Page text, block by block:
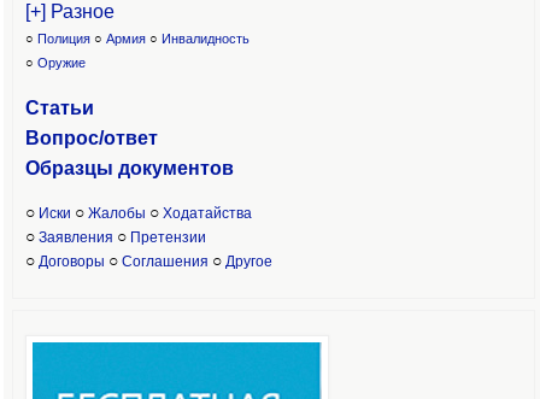
[+] Разное
○ Полиция ○ Армия ○ Инвалидность
○ Оружие
Статьи
Вопрос/ответ
Образцы документов
○ Иски ○ Жалобы ○ Ходатайства
○ Заявления ○ Претензии
○ Договоры ○ Соглашения ○ Другое